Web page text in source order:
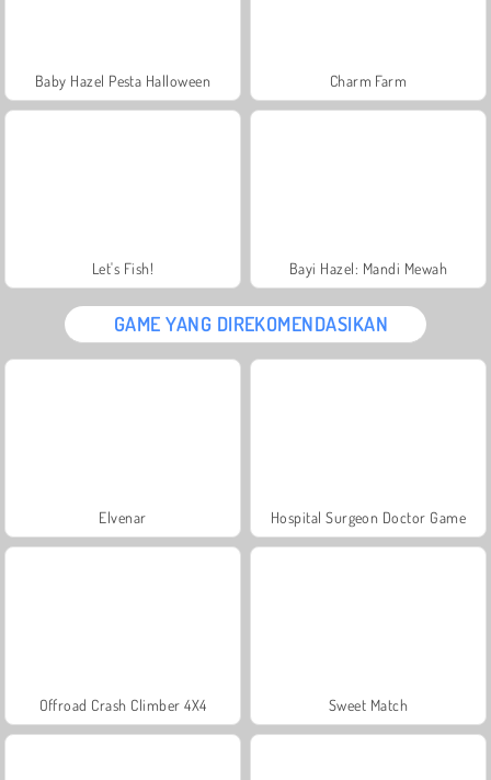
Baby Hazel Pesta Halloween Charm Farm
Let's Fish! Bayi Hazel: Mandi Mewah
GAME YANG DIREKOMENDASIKAN
Elvenar Hospital Surgeon Doctor Game
Offroad Crash Climber 4X4 Sweet Match